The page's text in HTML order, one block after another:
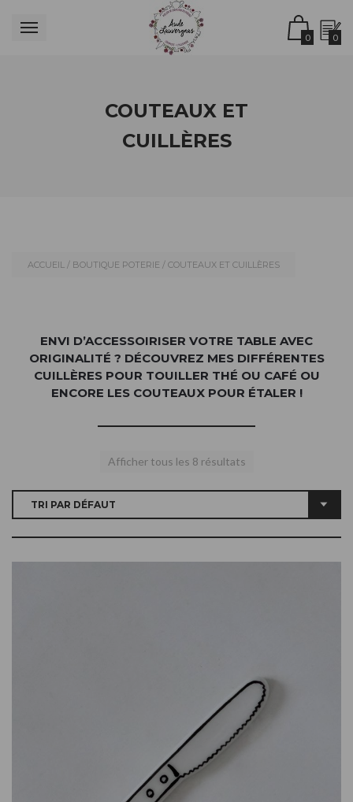
0 0
COUTEAUX ET
CUILLÈRES
ACCUEIL / BOUTIQUE POTERIE / COUTEAUX ET CUILLÈRES
ENVI D’ACCESSOIRISER VOTRE TABLE AVEC
ORIGINALITÉ ? DÉCOUVREZ MES DIFFÉRENTES
CUILLÈRES POUR TOUILLER THÉ OU CAFÉ OU
ENCORE LES COUTEAUX POUR ÉTALER !
Afficher tous les 8 résultats